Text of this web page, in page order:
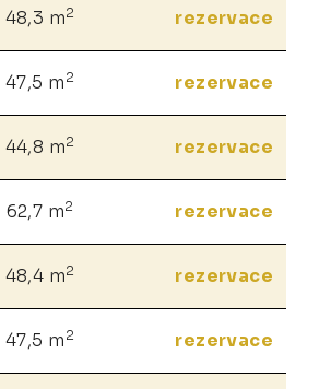
48,3 m2 rezervace
47,5 m 2 rezervace
44,8 m2 rezervace
62,7 m2 rezervace
48,4 m2 rezervace
47,5 m 2 rezervace